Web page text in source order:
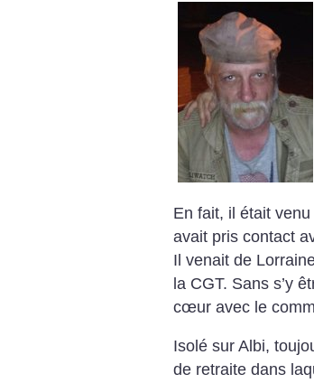
En fait, il était
avait pris contact
Il venait de
la CGT. Sans s’y
cœur avec le
Isolé sur Albi,
de retraite dans